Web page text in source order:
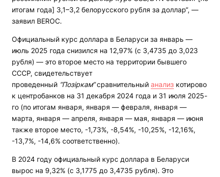
итогам года] 3,1–3,2 белорусского рубля за доллар“, —
заявил BEROC.
Официальный курс доллара в Беларуси за январь —
июль 2025 года снизился на 12,97% (с 3,4735 до 3,023
рубля) — это второе место на территории бывшего
СССР, свидетельствует
проведенный “Позіркам“сравнительный анализ котирово
к центробанков на 31 декабря 2024 года и 31 июля 2025-
го (по итогам января, января — февраля, января —
марта, января — апреля, января — мая, января — июня
также второе место, -1,73%, -8,54%, -10,25%, -12,16%,
-13,7%, -14,6% соответственно).
В 2024 году официальный курс доллара в Беларуси
вырос на 9,32% (с 3,1775 до 3,4735 рубля). Это